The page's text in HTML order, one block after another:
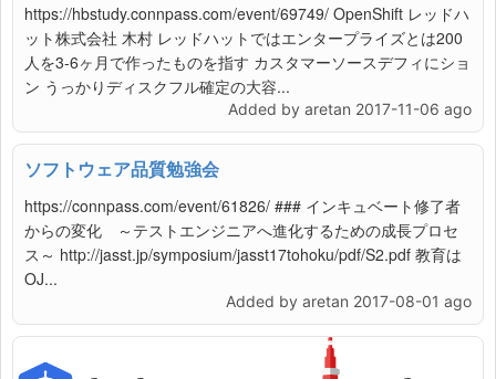
https://hbstudy.connpass.com/event/69749/ OpenShift レッドハ
ット株式会社 木村 レッドハットではエンタープライズとは200
人を3-6ヶ月で作ったものを指す カスタマーソースデフィにショ
ン うっかりディスクフル確定の大容...
Added by aretan 2017-11-06 ago
ソフトウェア品質勉強会
https://connpass.com/event/61826/ ### インキュベート修了者
からの変化 ～テストエンジニアへ進化するための成長プロセ
ス～ http://jasst.jp/symposium/jasst17tohoku/pdf/S2.pdf 教育は
OJ...
Added by aretan 2017-08-01 ago